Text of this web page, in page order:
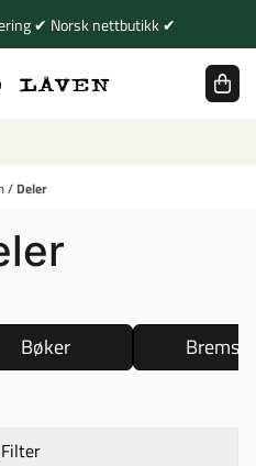
✔ Norsk nettbutikk ✔
/ Deler
Bøker Bremser